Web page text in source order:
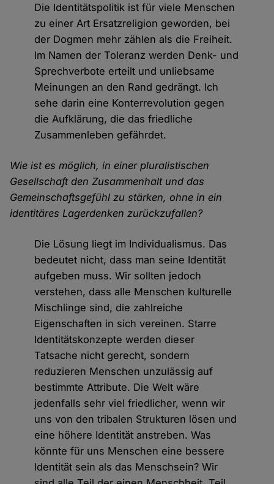
Die Identitätspolitik ist für viele Menschen
zu einer Art Ersatzreligion geworden, bei
der Dogmen mehr zählen als die Freiheit.
Im Namen der Toleranz werden Denk- und
Sprechverbote erteilt und unliebsame
Meinungen an den Rand gedrängt. Ich
sehe darin eine Konterrevolution gegen
die Aufklärung, die das friedliche
Zusammenleben gefährdet.
Wie ist es möglich, in einer pluralistischen
Gesellschaft den Zusammenhalt und das
Gemeinschaftsgefühl zu stärken, ohne in ein
identitäres Lagerdenken zurückzufallen?
Die Lösung liegt im Individualismus. Das
bedeutet nicht, dass man seine Identität
aufgeben muss. Wir sollten jedoch
verstehen, dass alle Menschen kulturelle
Mischlinge sind, die zahlreiche
Eigenschaften in sich vereinen. Starre
Identitätskonzepte werden dieser
Tatsache nicht gerecht, sondern
reduzieren Menschen unzulässig auf
bestimmte Attribute. Die Welt wäre
jedenfalls sehr viel friedlicher, wenn wir
uns von den tribalen Strukturen lösen und
eine höhere Identität anstreben. Was
könnte für uns Menschen eine bessere
Identität sein als das Menschsein? Wir